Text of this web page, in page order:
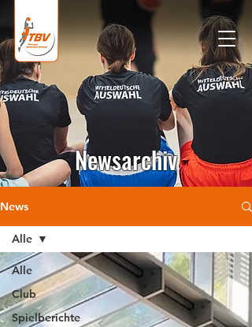
Newsarchiv
News
Alle
Club
Spielberichte
Alle